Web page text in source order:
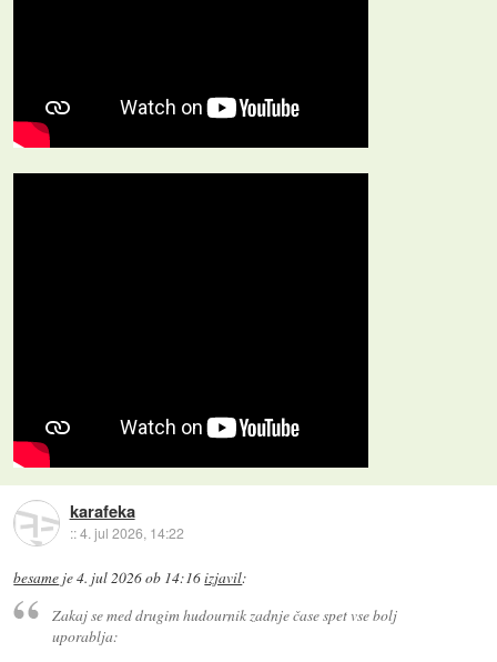
karafeka
::4. jul 2026, 14:22
besame je4. jul 2026 ob 14:16izjavil:
Zakaj se med drugim hudournik zadnje čase spet vse bolj
uporablja: